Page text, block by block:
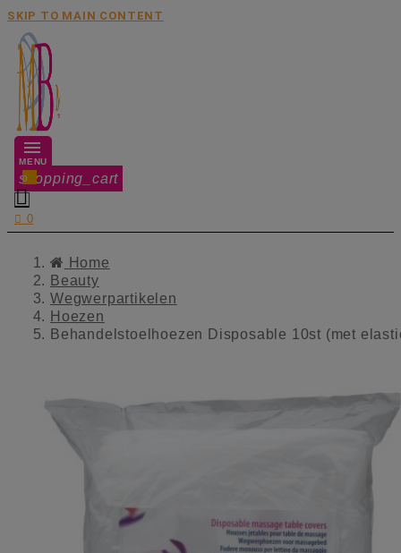
SKIP TO MAIN CONTENT
MENU
shopping_cart
0

 0
Home
Beauty
Wegwerpartikelen
Hoezen
Behandelstoelhoezen Disposable 10st (met